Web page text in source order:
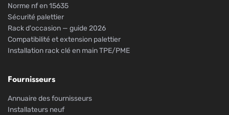
Norme nf en 15635
Sécurité palettier
Rack d'occasion — guide 2026
Compatibilité et extension palettier
Installation rack clé en main TPE/PME
Fournisseurs
Annuaire des fournisseurs
Installateurs neuf